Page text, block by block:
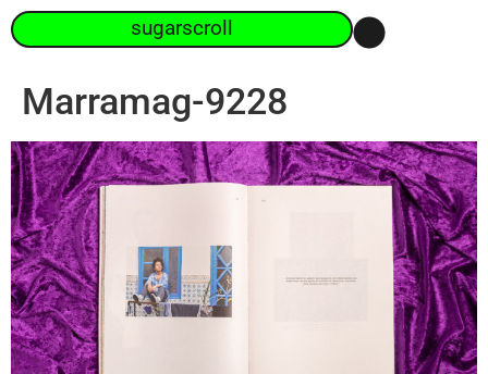
sugarscroll
Marramag-9228